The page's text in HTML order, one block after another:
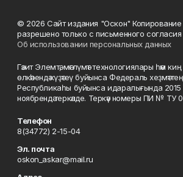
© 2026 Сайт издания "Оскон"
разрешено только с письменного
Об использовании персональных данных
Гәзит Элемтә, мәғлүмәт технологиялары һәм
өлкәһендә күҙәтеү буйынса Федераль
Республикаһы буйынса идаралығында
ноябрендә теркәлде. Теркәү номеры ПИ № ТУ
Телефон
8(34772) 2-15-04
Эл. почта
oskon_askar@mail.ru